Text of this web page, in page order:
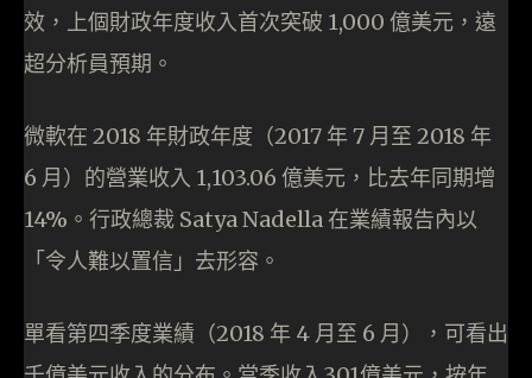
效，上個財政年度收入首次突破 1,000 億美元，遠
超分析員預期。
微軟在 2018 年財政年度（2017 年 7 月至 2018 年
6 月）的營業收入 1,103.06 億美元，比去年同期增
14%。行政總裁 Satya Nadella 在業績報告內以
「令人難以置信」去形容。
單看第四季度業績（2018 年 4 月至 6 月），可看出